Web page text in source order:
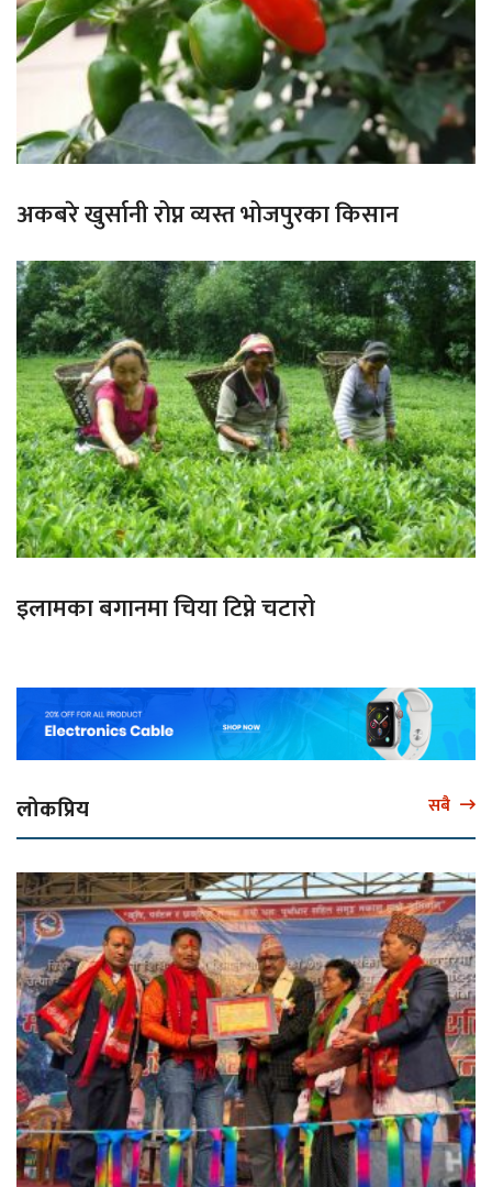
अकबरे खुर्सानी रोप्न व्यस्त भोजपुरका किसान
इलामका बगानमा चिया टिप्ने चटारो
लोकप्रिय सबै